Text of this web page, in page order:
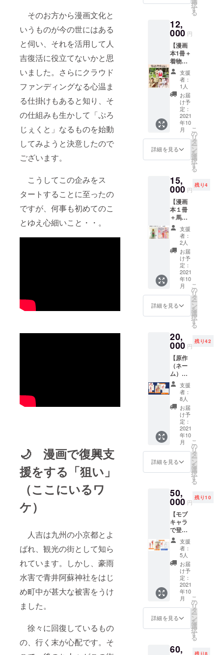
そのお方から漫画文化と
いうものが今の世にはある
と伺い、それを活用して人
吉復活に役立てないかと思
いました。さらにクラウド
ファンディングなる心温ま
る仕掛けもあると知り、そ
の仕組みも生かして「ぷろ
じぇくと」なるものを始動
してみようと決意したので
ございます。
こうしてこの企みをス
タートすることに至ったの
ですが、何事も初めてのこ
とゆえ心細いこと・・。
🌙 漫画で復興支
援をする「狙い」
（ここにいるワ
ケ）
人吉は九州の小京都とよ
ばれ、観光の街として知ら
れています。しかし、豪雨
水害で青井阿蘇神社をはじ
め町中が甚大な被害をうけ
ました。
徐々に回復しているもの
の、行く末が心配です。そ
のメー
ルをお
送りし
ます。
衛門
ERY の
珈琲豆
をお送
りしま
す。／
巻末に
乗せる
お名前
（また
はニッ
クネー
ム）を
備考欄
に必ず
おかき
くださ
い）
択
す
る
12,
000 円
【漫画
本1冊＋
着物で
茶の湯
体験】
コース/
完成し
た漫画
本１冊
と、人
吉の松
尾茶道
教室が
主催す
る着物
で茶の
ができ
るコー
スで
す。
（コロ
ナが終
息し、
人吉に
こられ
るとき
に体験
できる
チケッ
トをお
送りし
ます。
有効期
月３０
日ま
で）
／ 巻
末に記
載する
お名前
（また
はニッ
クネー
ム）を
必ず備
考欄に
記入く
ださ
い。
支援
者：
1人
お届
け予
定：
2021
年10
月
詳細を見る
こ
の
リ
タ
ー
ン
を
選
択
す
る
15,
000 円
残り4
【漫画
本１冊
＋馬場
酢（新
商品３
本）
コー
ス】 ／
完成し
たマン
ガ本一
冊と馬
場酢
（新商
品３
本）を
ます。
（馬場
酢は、
写真の
ような
オシャ
レラベ
ルがつ
いた
200ml
ボトル
です）
／巻末
にお名
前リス
トを掲
載しま
はニッ
クネー
ムも可
能で
す。ご
希望表
示名を
必ず備
考欄に
お書き
くださ
い。 ／
お礼の
メール
をお送
りしま
す。
支援
者：
2人
お届
け予
定：
2021
年10
月
詳細を見る
こ
の
リ
タ
ー
ン
を
選
択
す
る
20,
000 円
残り42
【原作
（ネー
ム）が
もらえ
るコー
ス】 ／
ネーム
（原
作：花
林ソ
ラ）の
PDF
データ
をメー
ルで送
りま
完成し
たマン
ガ本を
１冊と
キャラ
カード
を郵送
しま
す。 ／
巻末に
お名前
リスト
を掲載
しま
す。
掲載す
るお名
も可能
支援
者：
8人
お届
け予
定：
2021
年10
月
詳細を見る
こ
の
リ
タ
ー
ン
を
選
択
す
る
50,
000 円
残り10
【モブ
キャラ
で登場
コー
ス】 ／
あなた
がマン
ガの中
でモブ
キャラ
（セリ
フな
し）と
して登
場でき
ます。
な形に
支援
者：
5人
お届
け予
定：
2021
年10
月
詳細を見る
こ
の
リ
タ
ー
ン
を
選
択
す
る
60, 残り8